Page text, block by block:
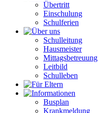
Übertritt
Einschulung
Schulferien
Schulleitung
Hausmeister
Mittagsbetreuung
Leitbild
Schulleben
Busplan
Krankmeldung